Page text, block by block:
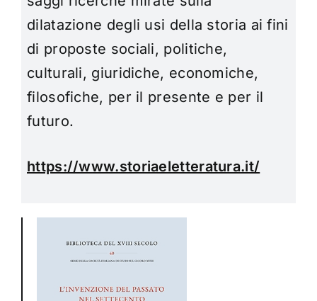
dilatazione degli usi della storia ai fini
di proposte sociali, politiche,
culturali, giuridiche, economiche,
filosofiche, per il presente e per il
futuro.
https://www.storiaeletteratura.it/